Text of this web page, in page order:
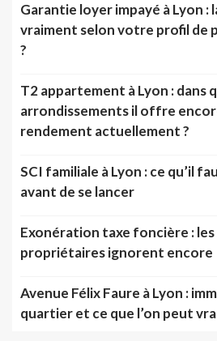
Garantie loyer impayé à Lyon :
vraiment selon votre profil de
?
T2 appartement à Lyon : dans
arrondissements il offre
rendement actuellement ?
SCI familiale à Lyon : ce qu’il
avant de se lancer
Exonération taxe foncière :
propriétaires ignorent encore
Avenue Félix Faure à Lyon :
quartier et ce que l’on peut